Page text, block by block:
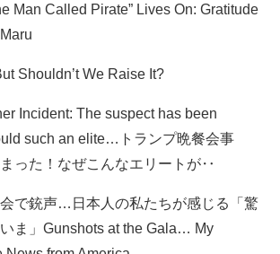
Man Called Pirate” Lives On: Gratitude
Shouldn’t We Raise It?
Incident: The suspect has been
such an elite…トランプ晩餐会事
った！なぜこんなエリートが‥
で銃声…日本人の私たちが感じる「驚
ま」Gunshots at the Gala… My